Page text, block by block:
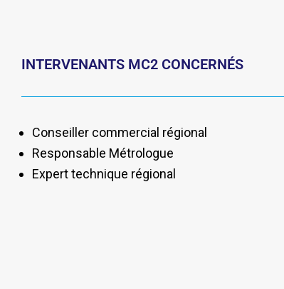
INTERVENANTS MC2 CONCERNÉS
Conseiller commercial régional
Responsable Métrologue
Expert technique régional